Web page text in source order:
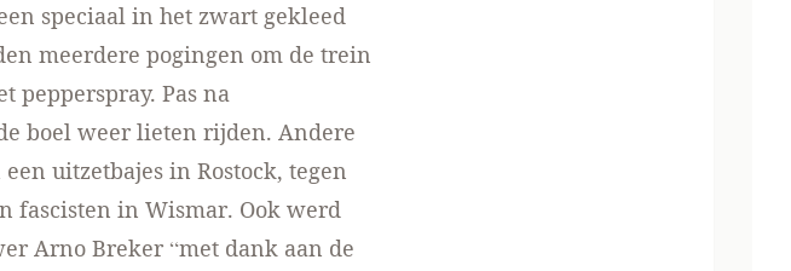
speciaal in het zwart gekleed
meerdere pogingen om de trein
pepperspray. Pas na
boel weer lieten rijden. Andere
uitzetbajes in Rostock, tegen
fascisten in Wismar. Ook werd
Arno Breker “met dank aan de